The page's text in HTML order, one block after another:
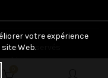
droits réservés
votre expérience
Web.